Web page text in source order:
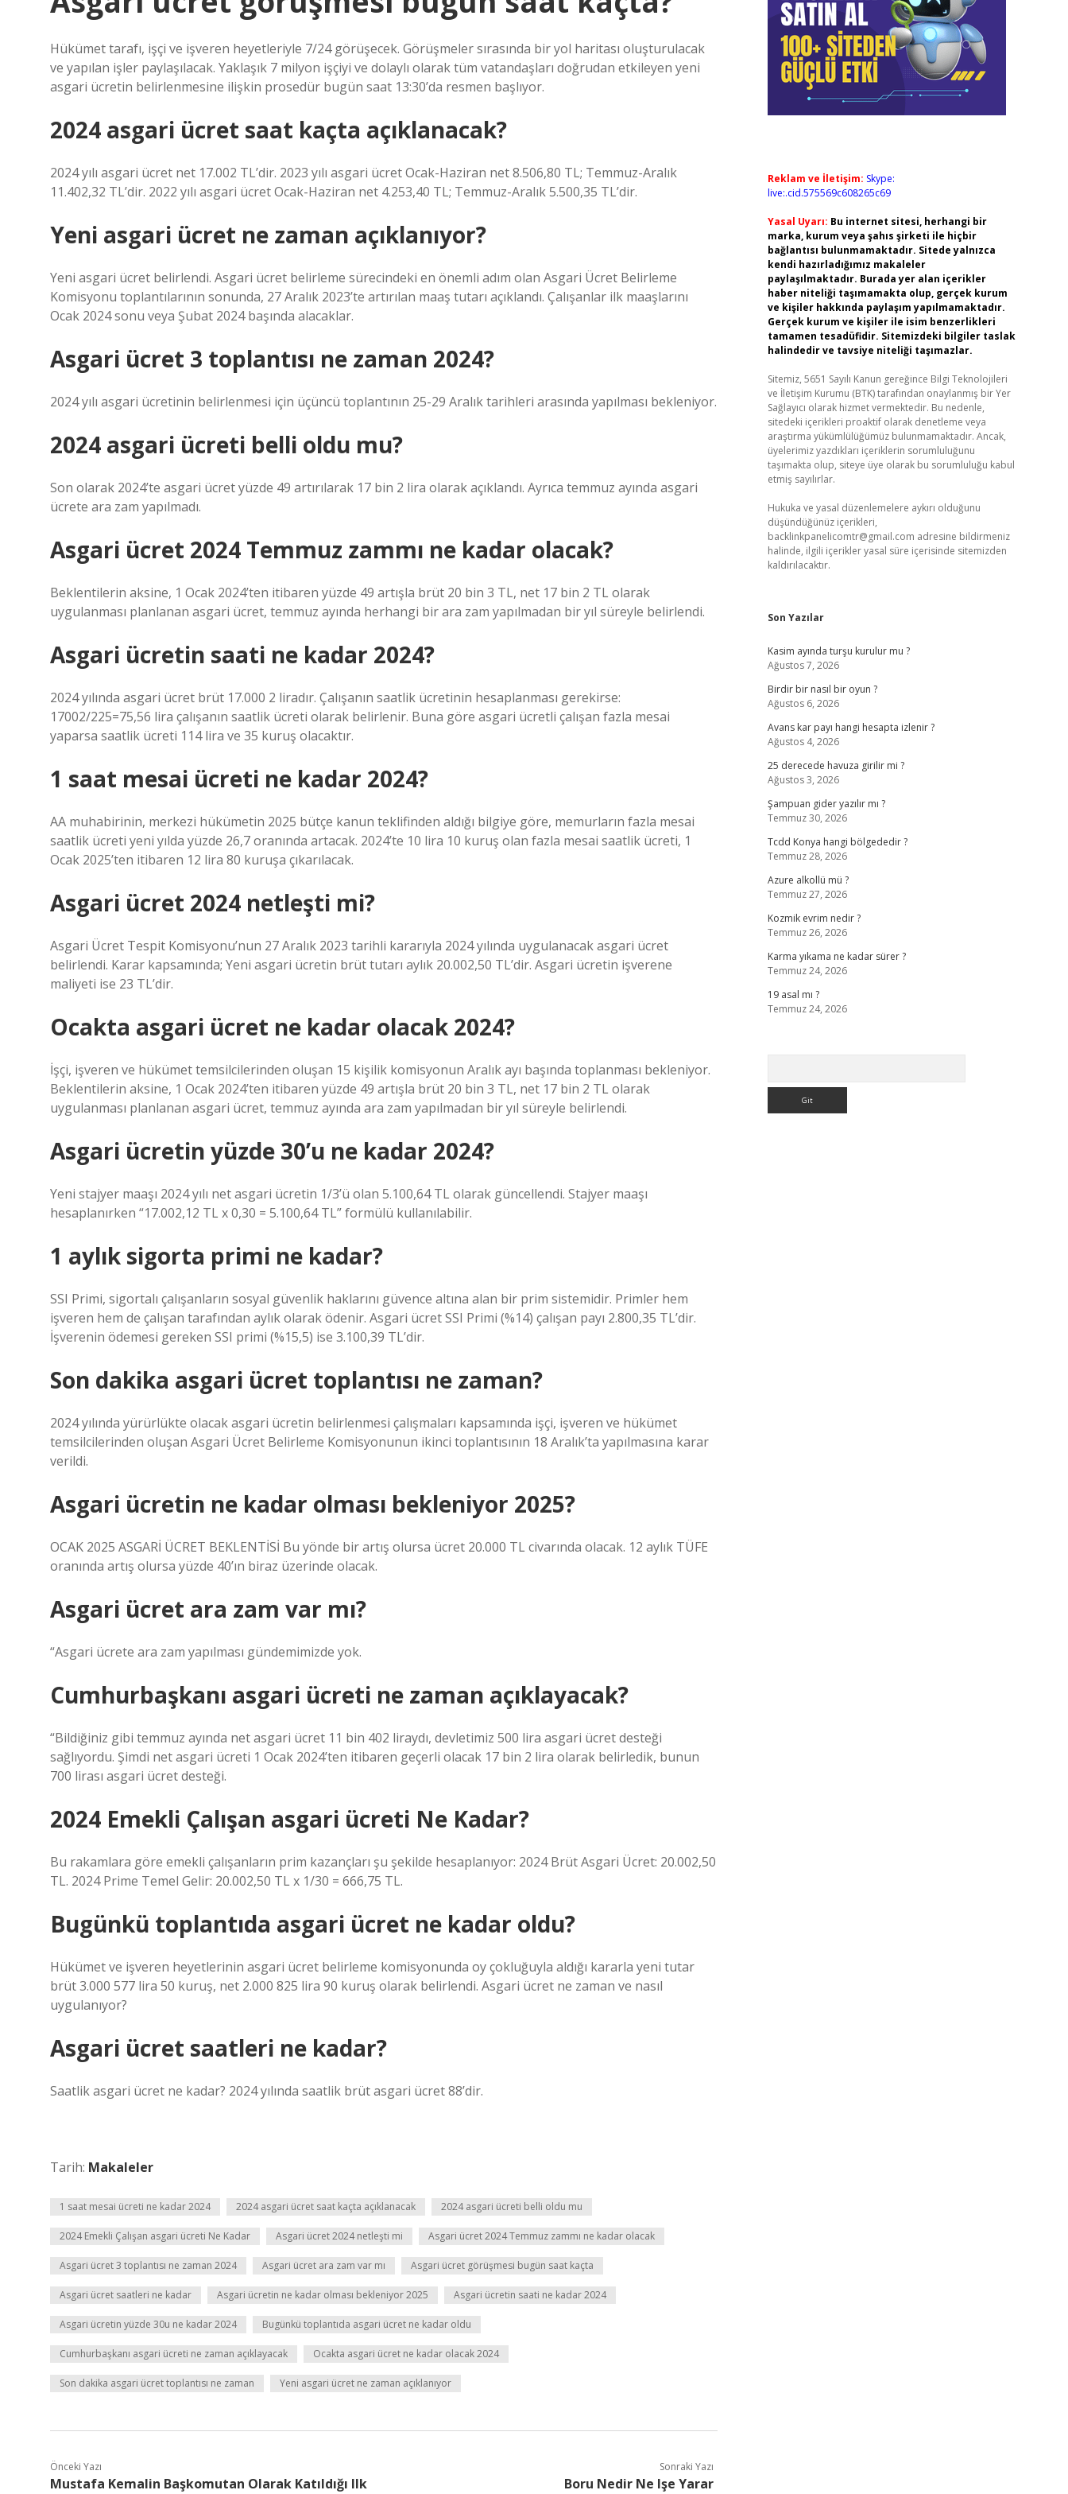
Hükümet tarafı, işçi ve işveren heyetleriyle 7/24 görüşecek. Görüşmeler sırasında bir yol haritası oluşturulacak
ve yapılan işler paylaşılacak. Yaklaşık 7 milyon işçiyi ve dolaylı olarak tüm vatandaşları doğrudan etkileyen yeni
asgari ücretin belirlenmesine ilişkin prosedür bugün saat 13:30’da resmen başlıyor.
2024 asgari ücret saat kaçta açıklanacak?
2024 yılı asgari ücret net 17.002 TL’dir. 2023 yılı asgari ücret Ocak-Haziran net 8.506,80 TL; Temmuz-Aralık
11.402,32 TL’dir. 2022 yılı asgari ücret Ocak-Haziran net 4.253,40 TL; Temmuz-Aralık 5.500,35 TL’dir.
Yeni asgari ücret ne zaman açıklanıyor?
Yeni asgari ücret belirlendi. Asgari ücret belirleme sürecindeki en önemli adım olan Asgari Ücret Belirleme
Komisyonu toplantılarının sonunda, 27 Aralık 2023’te artırılan maaş tutarı açıklandı. Çalışanlar ilk maaşlarını
Ocak 2024 sonu veya Şubat 2024 başında alacaklar.
Asgari ücret 3 toplantısı ne zaman 2024?
2024 yılı asgari ücretinin belirlenmesi için üçüncü toplantının 25-29 Aralık tarihleri ​​arasında yapılması bekleniyor.
2024 asgari ücreti belli oldu mu?
Son olarak 2024’te asgari ücret yüzde 49 artırılarak 17 bin 2 lira olarak açıklandı. Ayrıca temmuz ayında asgari
ücrete ara zam yapılmadı.
Asgari ücret 2024 Temmuz zammı ne kadar olacak?
Beklentilerin aksine, 1 Ocak 2024’ten itibaren yüzde 49 artışla brüt 20 bin 3 TL, net 17 bin 2 TL olarak
uygulanması planlanan asgari ücret, temmuz ayında herhangi bir ara zam yapılmadan bir yıl süreyle belirlendi.
Asgari ücretin saati ne kadar 2024?
2024 yılında asgari ücret brüt 17.000 2 liradır. Çalışanın saatlik ücretinin hesaplanması gerekirse:
17002/225=75,56 lira çalışanın saatlik ücreti olarak belirlenir. Buna göre asgari ücretli çalışan fazla mesai
yaparsa saatlik ücreti 114 lira ve 35 kuruş olacaktır.
1 saat mesai ücreti ne kadar 2024?
AA muhabirinin, merkezi hükümetin 2025 bütçe kanun teklifinden aldığı bilgiye göre, memurların fazla mesai
saatlik ücreti yeni yılda yüzde 26,7 oranında artacak. 2024’te 10 lira 10 kuruş olan fazla mesai saatlik ücreti, 1
Ocak 2025’ten itibaren 12 lira 80 kuruşa çıkarılacak.
Asgari ücret 2024 netleşti mi?
Asgari Ücret Tespit Komisyonu’nun 27 Aralık 2023 tarihli kararıyla 2024 yılında uygulanacak asgari ücret
belirlendi. Karar kapsamında; Yeni asgari ücretin brüt tutarı aylık 20.002,50 TL’dir. Asgari ücretin işverene
maliyeti ise 23 TL’dir.
Ocakta asgari ücret ne kadar olacak 2024?
İşçi, işveren ve hükümet temsilcilerinden oluşan 15 kişilik komisyonun Aralık ayı başında toplanması bekleniyor.
Beklentilerin aksine, 1 Ocak 2024’ten itibaren yüzde 49 artışla brüt 20 bin 3 TL, net 17 bin 2 TL olarak
uygulanması planlanan asgari ücret, temmuz ayında ara zam yapılmadan bir yıl süreyle belirlendi.
Asgari ücretin yüzde 30’u ne kadar 2024?
Yeni stajyer maaşı 2024 yılı net asgari ücretin 1/3’ü olan 5.100,64 TL olarak güncellendi. Stajyer maaşı
hesaplanırken “17.002,12 TL x 0,30 = 5.100,64 TL” formülü kullanılabilir.
1 aylık sigorta primi ne kadar?
SSI Primi, sigortalı çalışanların sosyal güvenlik haklarını güvence altına alan bir prim sistemidir. Primler hem
işveren hem de çalışan tarafından aylık olarak ödenir. Asgari ücret SSI Primi (%14) çalışan payı 2.800,35 TL’dir.
İşverenin ödemesi gereken SSI primi (%15,5) ise 3.100,39 TL’dir.
Son dakika asgari ücret toplantısı ne zaman?
2024 yılında yürürlükte olacak asgari ücretin belirlenmesi çalışmaları kapsamında işçi, işveren ve hükümet
temsilcilerinden oluşan Asgari Ücret Belirleme Komisyonunun ikinci toplantısının 18 Aralık’ta yapılmasına karar
verildi.
Asgari ücretin ne kadar olması bekleniyor 2025?
OCAK 2025 ASGARİ ÜCRET BEKLENTİSİ Bu yönde bir artış olursa ücret 20.000 TL civarında olacak. 12 aylık TÜFE
oranında artış olursa yüzde 40’ın biraz üzerinde olacak.
Asgari ücret ara zam var mı?
“Asgari ücrete ara zam yapılması gündemimizde yok.
Cumhurbaşkanı asgari ücreti ne zaman açıklayacak?
“Bildiğiniz gibi temmuz ayında net asgari ücret 11 bin 402 liraydı, devletimiz 500 lira asgari ücret desteği
sağlıyordu. Şimdi net asgari ücreti 1 Ocak 2024’ten itibaren geçerli olacak 17 bin 2 lira olarak belirledik, bunun
700 lirası asgari ücret desteği.
2024 Emekli Çalışan asgari ücreti Ne Kadar?
Bu rakamlara göre emekli çalışanların prim kazançları şu şekilde hesaplanıyor: 2024 Brüt Asgari Ücret: 20.002,50
TL. 2024 Prime Temel Gelir: 20.002,50 TL x 1/30 = 666,75 TL.
Bugünkü toplantıda asgari ücret ne kadar oldu?
Hükümet ve işveren heyetlerinin asgari ücret belirleme komisyonunda oy çokluğuyla aldığı kararla yeni tutar
brüt 3.000 577 lira 50 kuruş, net 2.000 825 lira 90 kuruş olarak belirlendi. Asgari ücret ne zaman ve nasıl
uygulanıyor?
Asgari ücret saatleri ne kadar?
Saatlik asgari ücret ne kadar? 2024 yılında saatlik brüt asgari ücret 88’dir.
Tarih: Makaleler
1 saat mesai ücreti ne kadar 2024 2024 asgari ücret saat kaçta açıklanacak 2024 asgari ücreti belli oldu mu
2024 Emekli Çalışan asgari ücreti Ne Kadar Asgari ücret 2024 netleşti mi Asgari ücret 2024 Temmuz zammı ne kadar olacak
Asgari ücret 3 toplantısı ne zaman 2024 Asgari ücret ara zam var mı Asgari ücret görüşmesi bugün saat kaçta
Asgari ücret saatleri ne kadar Asgari ücretin ne kadar olması bekleniyor 2025 Asgari ücretin saati ne kadar 2024
Asgari ücretin yüzde 30u ne kadar 2024 Bugünkü toplantıda asgari ücret ne kadar oldu
Cumhurbaşkanı asgari ücreti ne zaman açıklayacak Ocakta asgari ücret ne kadar olacak 2024
Son dakika asgari ücret toplantısı ne zaman Yeni asgari ücret ne zaman açıklanıyor
Önceki Yazı
Mustafa Kemalin Başkomutan Olarak Katıldığı Ilk
Sonraki Yazı
Boru Nedir Ne Işe Yarar
Reklam ve İletişim: Skype:
live:.cid.575569c608265c69
Yasal Uyarı: Bu internet sitesi, herhangi bir
marka, kurum veya şahıs şirketi ile hiçbir
bağlantısı bulunmamaktadır. Sitede yalnızca
kendi hazırladığımız makaleler
paylaşılmaktadır. Burada yer alan içerikler
haber niteliği taşımamakta olup, gerçek kurum
ve kişiler hakkında paylaşım yapılmamaktadır.
Gerçek kurum ve kişiler ile isim benzerlikleri
tamamen tesadüfidir. Sitemizdeki bilgiler taslak
halindedir ve tavsiye niteliği taşımazlar.
Sitemiz, 5651 Sayılı Kanun gereğince Bilgi Teknolojileri
ve İletişim Kurumu (BTK) tarafından onaylanmış bir Yer
Sağlayıcı olarak hizmet vermektedir. Bu nedenle,
sitedeki içerikleri proaktif olarak denetleme veya
araştırma yükümlülüğümüz bulunmamaktadır. Ancak,
üyelerimiz yazdıkları içeriklerin sorumluluğunu
taşımakta olup, siteye üye olarak bu sorumluluğu kabul
etmiş sayılırlar.
Hukuka ve yasal düzenlemelere aykırı olduğunu
düşündüğünüz içerikleri,
backlinkpanelicomtr@gmail.com adresine bildirmeniz
halinde, ilgili içerikler yasal süre içerisinde sitemizden
kaldırılacaktır.
Son Yazılar
Kasim ayında turşu kurulur mu ?
Ağustos 7, 2026
Birdir bir nasıl bir oyun ?
Ağustos 6, 2026
Avans kar payı hangi hesapta izlenir ?
Ağustos 4, 2026
25 derecede havuza girilir mi ?
Ağustos 3, 2026
Şampuan gider yazılır mı ?
Temmuz 30, 2026
Tcdd Konya hangi bölgededir ?
Temmuz 28, 2026
Azure alkollü mü ?
Temmuz 27, 2026
Kozmik evrim nedir ?
Temmuz 26, 2026
Karma yıkama ne kadar sürer ?
Temmuz 24, 2026
19 asal mı ?
Temmuz 24, 2026